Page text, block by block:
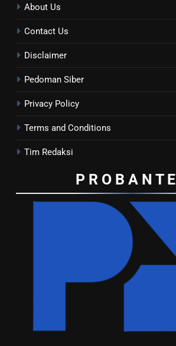
About Us
Contact Us
Disclaimer
Pedoman Siber
Privacy Policy
Terms and Conditions
Tim Redaksi
P R O B A N T E